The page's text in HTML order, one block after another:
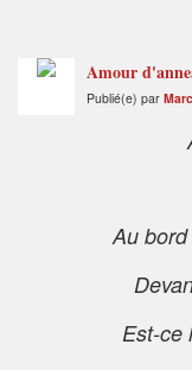
Amour
Publié(e) par
Au
Est-ce